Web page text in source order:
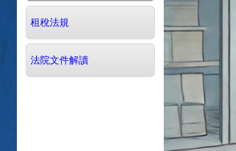
租稅法規
法院文件解讀